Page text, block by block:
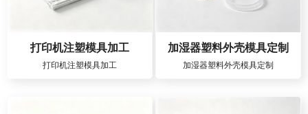
打印机注塑模具加工
打印机注塑模具加工
加湿器塑料外壳模具定制
加湿器塑料外壳模具定制